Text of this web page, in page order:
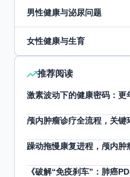
男性健康与泌尿问题
女性健康与生育
推荐阅读
激素波动下的健康密码：
颅内肿瘤诊疗全流程，关键
躁动拖慢康复进程，颅内肿
《破解“免疫刹车”：肺癌